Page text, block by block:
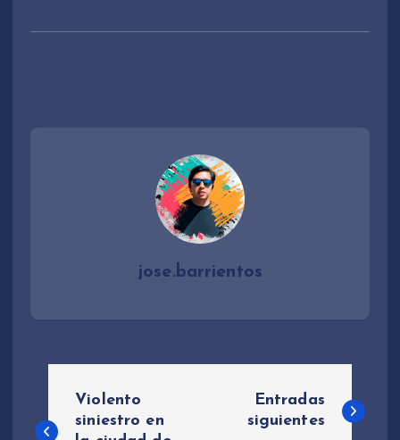
jose.barrientos
a
Violento
siniestro en
Entradas
siguientes